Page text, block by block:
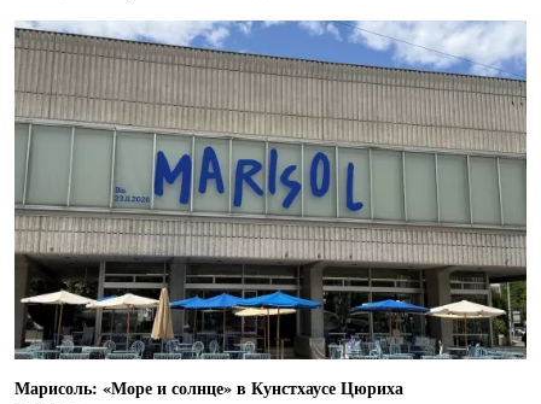
Марисоль: «Море и солнце» в Кунстхаусе Цюриха